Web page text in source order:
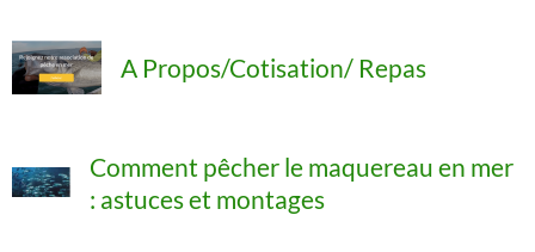
A Propos/Cotisation/ Repas
Comment pêcher le maquereau en mer
: astuces et montages